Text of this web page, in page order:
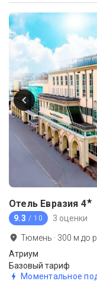
Отель Евразия 4★
9.3 / 10 3 оценки
Тюмень · 300 м до
Атриум
Базовый тариф
Моментальное